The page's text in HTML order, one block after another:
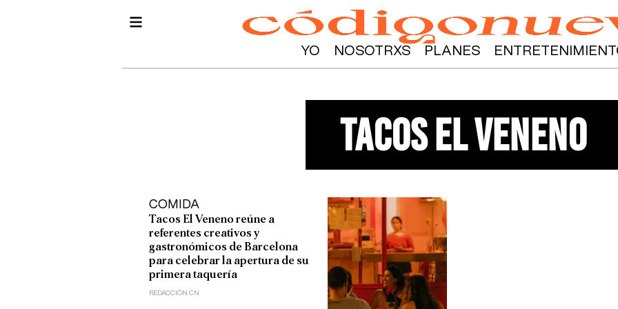
YO NOSOTRXS PLANES
tacos el veneno
COMIDA
Tacos El Veneno reúne a
referentes creativos y
gastronómicos de Barcelona
para celebrar la apertura de su
primera taquería
REDACCIÓN CN